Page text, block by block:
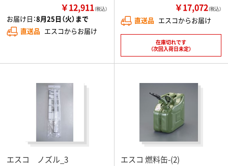
￥12,911（税込）
お届け日：8月25日（火）まで
直送品 エスコからお届け
￥17,072（税込）
直送品 エスコからお届け
在庫切れです
（次回入荷日未定）
エスコ ノズル_3 エスコ 燃料缶-(2)